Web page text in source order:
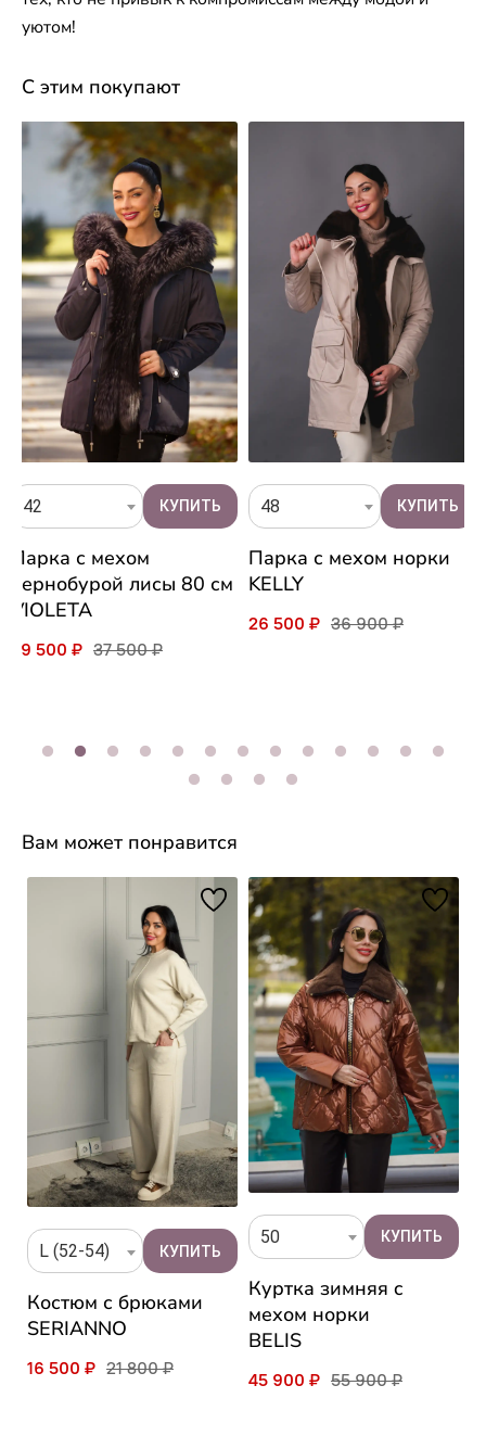
уютом!
С этим покупают
42
Парка с мехом
чернобурой лисы 80 см
VIOLETA
29 500 ₽ 37 500 ₽
48
Парка с мехом норки
KELLY
26 500 ₽ 36 900 ₽
Вам может понравится
L (52-54)
Костюм с брюками
SERIANNO
16 500 ₽ 21 800 ₽
50
Куртка зимняя c
мехом норки
BELIS
45 900 ₽ 55 900 ₽